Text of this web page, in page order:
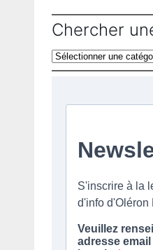
Chercher
Chercher
une